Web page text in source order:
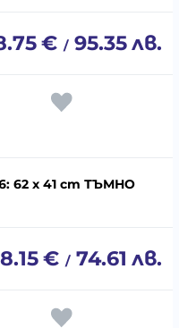
€ / 95.35лв.
6: 62 x 41 cm ТЪМНО
€ / 74.61 лв.